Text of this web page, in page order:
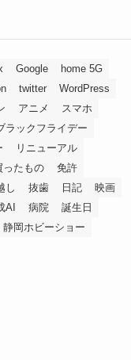
Google
home 5G
twitter
WordPress
アニメ
スマホ
ラックフライデー
リニューアル
ったもの
免許
し 抜歯 日記
映画
AI 病院
誕生日
静岡ホビーショー